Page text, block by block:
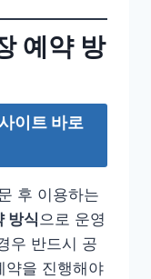
예약 방
이트 바로
후 이용하는
방식으로 운영
우 반드시 공
약을 진행해야